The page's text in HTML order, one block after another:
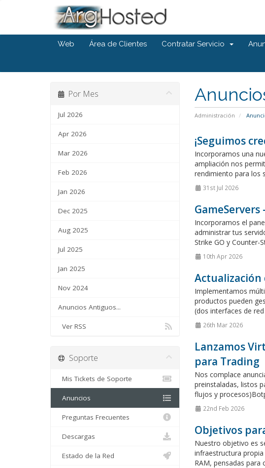
Web Área de Clientes Contratar Servicio
Administración
Por Mes
Jul 2026
Apr 2026
Mar 2026
Feb 2026
Jan 2026
Dec 2025
Aug 2025
Jul 2025
Jan 2025
Nov 2024
Anuncios Antiguos...
Ver RSS
¡Seguimos
Incorporamos una
ampliación nos
rendimiento para los
31st Jul 2026
GameServers
Incorporamos el
administrar tus
Strike GO y Counter-
10th Apr 2026
Actualización
Implementamos
productos pueden
(dos interfaces de
26th Mar 2026
Lanzamos
para Trading
Nos complace
preinstaladas, listos
flujos y
22nd Feb 2026
Objetivos
Nuestro objetivo es
infraestructura
RAM, pensadas para
Soporte
Mis Tickets de Soporte
Anuncios
Preguntas Frecuentes
Descargas
Estado de la Red